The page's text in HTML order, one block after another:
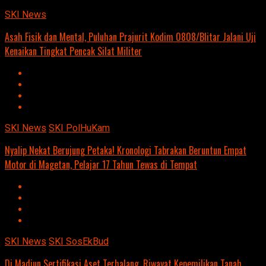
SKI News
Asah Fisik dan Mental, Puluhan Prajurit Kodim 0808/Blitar Jalani Uji
Kenaikan Tingkat Pencak Silat Militer
SKI News SKI PolHuKam
Nyalip Nekat Berujung Petaka! Kronologi Tabrakan Beruntun Empat
Motor di Magetan, Pelajar 17 Tahun Tewas di Tempat
SKI News SKI SosEkBud